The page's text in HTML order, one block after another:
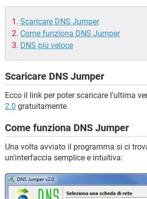
Scaricare DNS Jumper
Come funziona DNS Jumper
DNS più veloce
Scaricare DNS Jumper
Ecco il link per poter scaricare l'ultima
2.0 gratuitamente.
Come funziona DNS Jumper
Una volta avviato il programma si ci
un'interfaccia semplice e intuitiva: